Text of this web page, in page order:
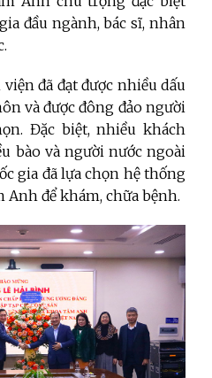
đầu ngành, bác sĩ, nhân
đã đạt được nhiều dấu
và được đông đảo người
Đặc biệt, nhiều khách
bào và người nước ngoài
gia đã lựa chọn hệ thống
Anh để khám, chữa bệnh.